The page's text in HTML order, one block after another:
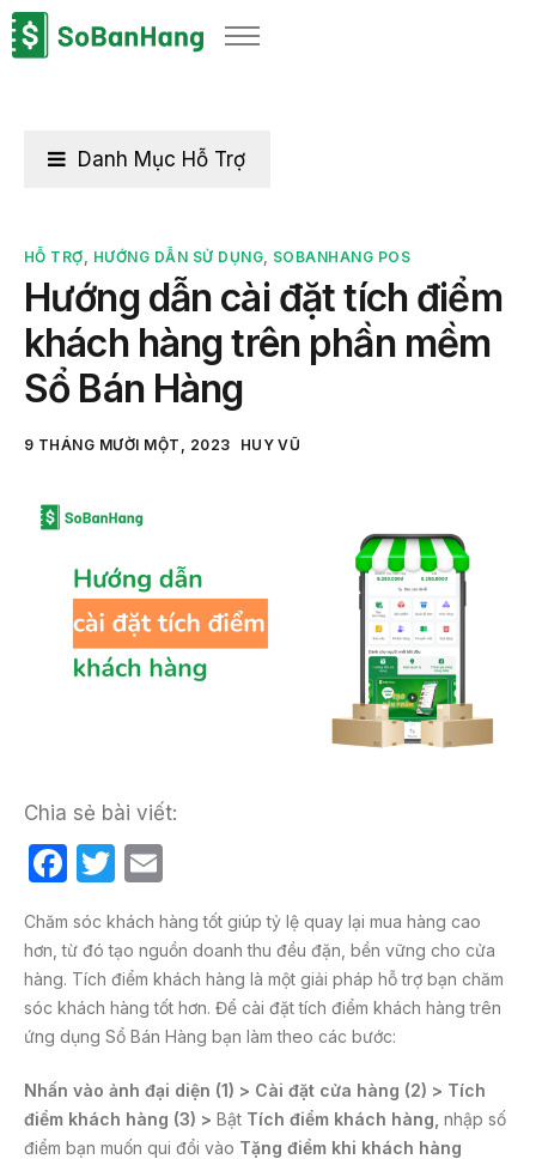
Sản phẩm
Bảng giá
Thông tin thuế
Về chúng tôi
HỖ TRỢ, HƯỚNG DẪN SỬ DỤNG, SOBANHANG POS
Hướng dẫn cài đặt tích điểm
khách hàng trên phần mềm
Sổ Bán Hàng
9 THÁNG MƯỜI MỘT, 2023 HUY VŨ
Chia sẻ bài viết:
F
c
e
b
o
o
k
T
itt
er
ail
Chăm sóc khách hàng tốt giúp tỷ lệ quay lại mua hàng cao
hơn, từ đó tạo nguồn doanh thu đều đặn, bền vững cho cửa
hàng. Tích điểm khách hàng là một giải pháp hỗ trợ bạn chăm
sóc khách hàng tốt hơn. Để cài đặt tích điểm khách hàng trên
ứng dụng Sổ Bán Hàng bạn làm theo các bước:
Nhấn vào ảnh đại diện (1) > Cài đặt cửa hàng (2) > Tích
điểm khách hàng (3) > Bật Tích điểm khách hàng, nhập số
điểm bạn muốn qui đổi vào Tặng điểm khi khách hàng
Danh Mục Hỗ Trợ